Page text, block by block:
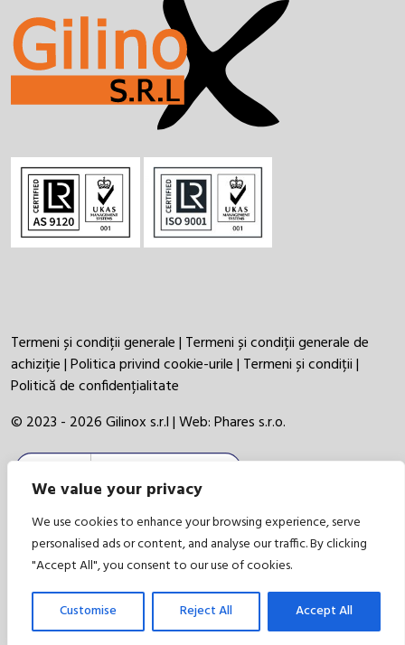
We value your privacy
We use cookies to enhance your browsing experience, serve
personalised ads or content, and analyse our traffic. By clicking
"Accept All", you consent to our use of cookies.
Customise Reject All Accept All
Termeni și condiții generale| Termeni și condiții generale de
achiziție|Politica privind cookie-urile| Termeni și condiții|
Politică de confidențialitate
© 2023 - 2026 Gilinox s.r.l | Web:Phares s.r.o.